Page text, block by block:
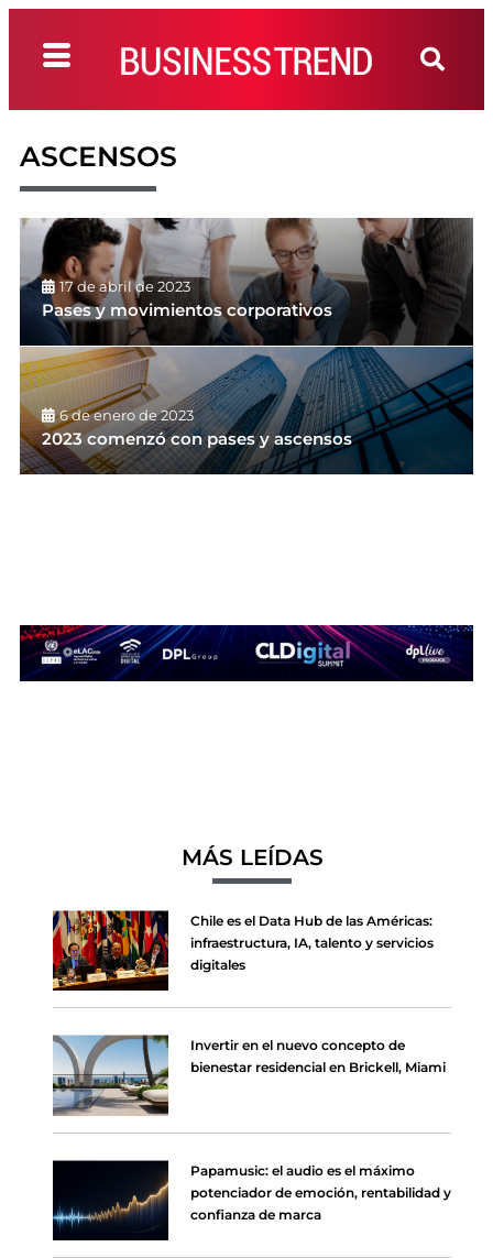
ASCENSOS
17 de abril de 2023
Pases y movimientos corporativos
6 de enero de 2023
2023 comenzó con pases y ascensos
MÁS LEÍDAS
Chile es el Data Hub de las Américas:
infraestructura, IA, talento y servicios
digitales
Invertir en el nuevo concepto de
bienestar residencial en Brickell, Miami
Papamusic: el audio es el máximo
potenciador de emoción, rentabilidad y
confianza de marca